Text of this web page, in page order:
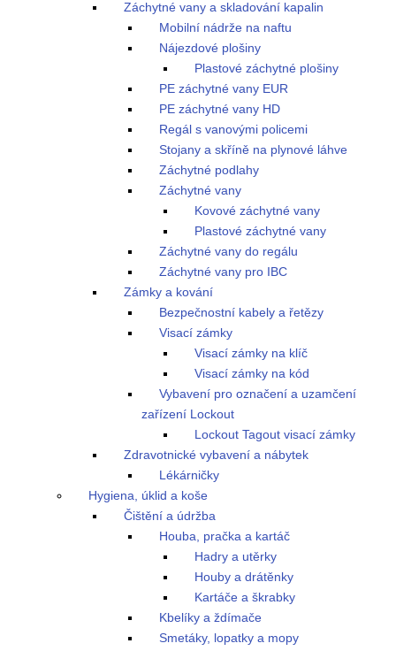
Záchytné vany a skladování kapalin
Mobilní nádrže na naftu
Nájezdové plošiny
Plastové záchytné plošiny
PE záchytné vany EUR
PE záchytné vany HD
Regál s vanovými policemi
Stojany a skříně na plynové láhve
Záchytné podlahy
Záchytné vany
Kovové záchytné vany
Plastové záchytné vany
Záchytné vany do regálu
Záchytné vany pro IBC
Zámky a kování
Bezpečnostní kabely a řetězy
Visací zámky
Visací zámky na klíč
Visací zámky na kód
Vybavení pro označení a uzamčení
zařízení Lockout
Lockout Tagout visací zámky
Zdravotnické vybavení a nábytek
Lékárničky
Hygiena, úklid a koše
Čištění a údržba
Houba, pračka a kartáč
Hadry a utěrky
Houby a drátěnky
Kartáče a škrabky
Kbelíky a ždímače
Smetáky, lopatky a mopy